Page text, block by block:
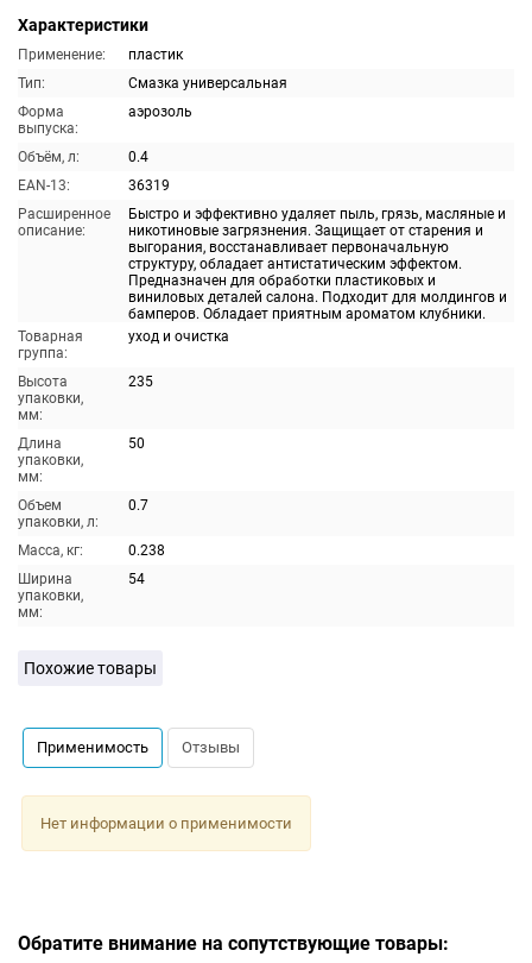
Характеристики
Применение:
пластик
Тип:
Смазка универсальная
Форма
выпуска:
аэрозоль
Объём, л:
0.4
EAN-13:
36319
Расширенное
описание:
Быстро и эффективно удаляет пыль, грязь, масляные и
никотиновые загрязнения. Защищает от старения и
выгорания, восстанавливает первоначальную
структуру, обладает антистатическим эффектом.
Предназначен для обработки пластиковых и
виниловых деталей салона. Подходит для молдингов и
бамперов. Обладает приятным ароматом клубники.
Товарная
группа:
уход и очистка
Высота
упаковки,
мм:
235
Длина
упаковки,
мм:
50
Объем
упаковки, л:
0.7
Масса, кг:
0.238
Ширина
упаковки,
мм:
54
Похожие товары
Применимость Отзывы
Нет информации о применимости
Обратите внимание на сопутствующие товары: